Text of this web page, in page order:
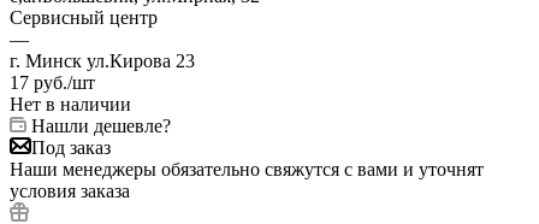
Сервисный центр
—
г. Минск ул.Кирова 23
17 руб./шт
Нет в наличии
Нашли дешевле?
Под заказ
Наши менеджеры обязательно свяжутся с вами и уточнят
условия заказа